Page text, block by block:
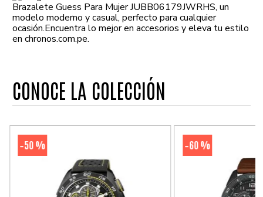
Brazalete Guess Para Mujer JUBB06179JWRHS, un
modelo moderno y casual, perfecto para cualquier
ocasión.Encuentra lo mejor en accesorios y eleva tu estilo
en chronos.com.pe.
CONOCE LA COLECCIÓN
-50 % -60 %